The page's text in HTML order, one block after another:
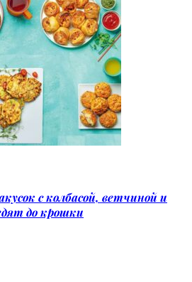
с колбасой, ветчиной и
до крошки